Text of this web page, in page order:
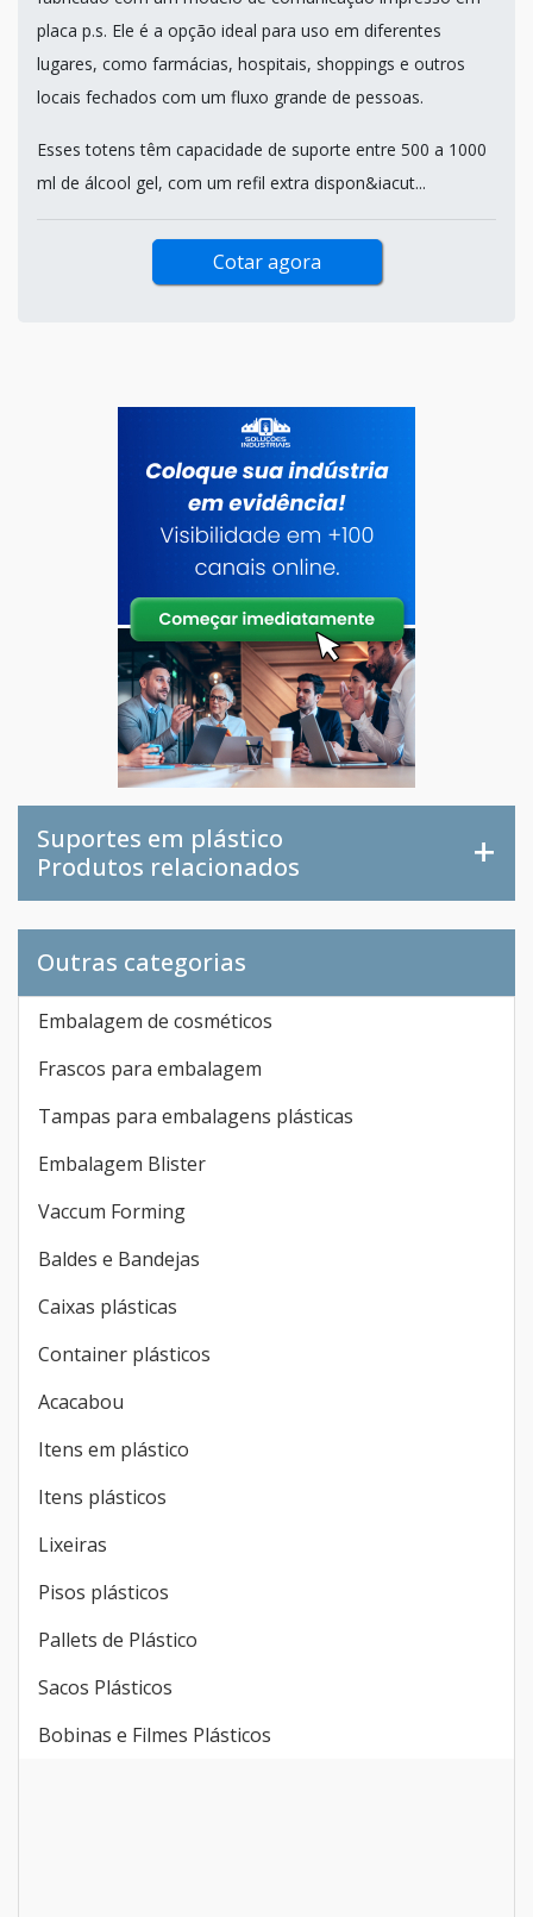
placa p.s. Ele é a opção ideal para uso em diferentes
lugares, como farmácias, hospitais, shoppings e outros
locais fechados com um fluxo grande de pessoas.
Esses totens têm capacidade de suporte entre 500 a 1000
ml de álcool gel, com um refil extra dispon&iacut...
Cotar agora
Suportes em plástico
Produtos relacionados
Outras categorias
Embalagem de cosméticos
Frascos para embalagem
Tampas para embalagens plásticas
Embalagem Blister
Vaccum Forming
Baldes e Bandejas
Caixas plásticas
Container plásticos
Acacabou
Itens em plástico
Itens plásticos
Lixeiras
Pisos plásticos
Pallets de Plástico
Sacos Plásticos
Bobinas e Filmes Plásticos